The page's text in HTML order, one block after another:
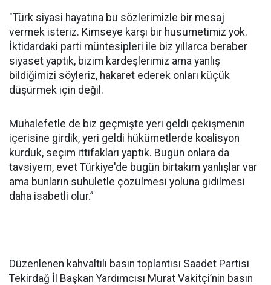
"Türk siyasi hayatına bu sözlerimizle bir mesaj
vermek isteriz. Kimseye karşı bir husumetimiz yok.
İktidardaki parti müntesipleri ile biz yıllarca beraber
siyaset yaptık, bizim kardeşlerimiz ama yanlış
bildiğimizi söyleriz, hakaret ederek onları küçük
düşürmek için değil.
Muhalefetle de biz geçmişte yeri geldi çekişmenin
içerisine girdik, yeri geldi hükümetlerde koalisyon
kurduk, seçim ittifakları yaptık. Bugün onlara da
tavsiyem, evet Türkiye'de bugün birtakım yanlışlar var
ama bunların suhuletle çözülmesi yoluna gidilmesi
daha isabetli olur.”
Düzenlenen kahvaltılı basın toplantısı Saadet Partisi
Tekirdağ İl Başkan Yardımcısı Murat Vakitçi’nin basın